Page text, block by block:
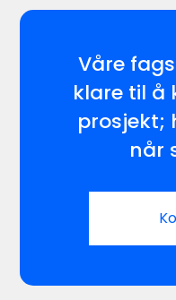
Våre
klare til å
prosjekt;
når